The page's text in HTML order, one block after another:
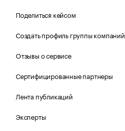
Поделиться кейсом
Создать профиль группы компаний
Отзывы о сервисе
Сертифицированные партнеры
Лента публикаций
Эксперты